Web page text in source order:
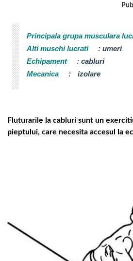
Principala grupa musculara
Alti muschi lucrati
: umeri
Echipament
: cabluri
Mecanica
: izolare
Fluturarile la cabluri sunt un
pieptului, care necesita accesul la